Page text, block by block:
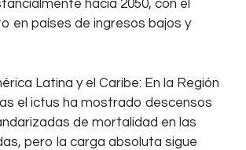
hacia 2050, con el
en países de ingresos bajos y
Latina y el Caribe: En la Región
el ictus ha mostrado descensos
de mortalidad en las
pero la carga absoluta sigue